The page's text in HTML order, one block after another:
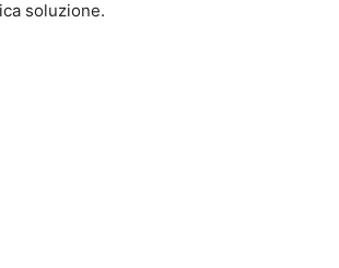
soluzione.